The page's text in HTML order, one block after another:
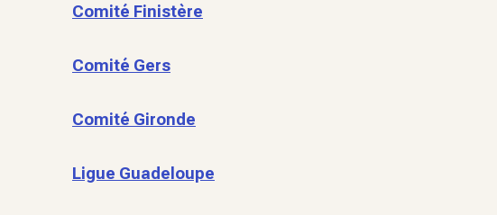
Comité Finistère
Comité Gers
Comité Gironde
Ligue Guadeloupe